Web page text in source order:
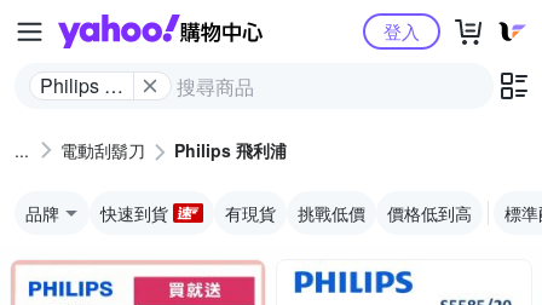
Yahoo購物中心
Philips 飛
登入
電動刮鬍刀 Philips 飛利浦
品牌 快速到貨 有現貨 挑戰低價 價格低到高 標